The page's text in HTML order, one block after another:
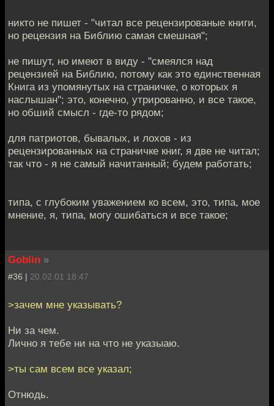
никто не пишет - "читал все рецензированые книги,
но рецензия на Библию самая смешная";
не пишут, но имеют в виду - "смеялся над
рецензией на Библию, потому как это единственная
Книга из упомянутых на страничке, о которых я
наслышан"; это, конечно, утрированно, и все такое,
но обший смысл - где-то рядом;
для патриотов, бывалых, и лохов - из
рецензированных на страничке книг, я две не читал;
так что - я не самый начитанный; будем работать;
типа, с глубоким уважением ко всем, это, типа, мое
мнение, я, типа, могу ошибаться и все такое;
Goblin »
#36 | 20.02.01 18:47
>зачем мне указывать?
Ни за чем.
Лично я тебе ни на что не указыаю.
>ты сам всем все указал;
Отнюдь.